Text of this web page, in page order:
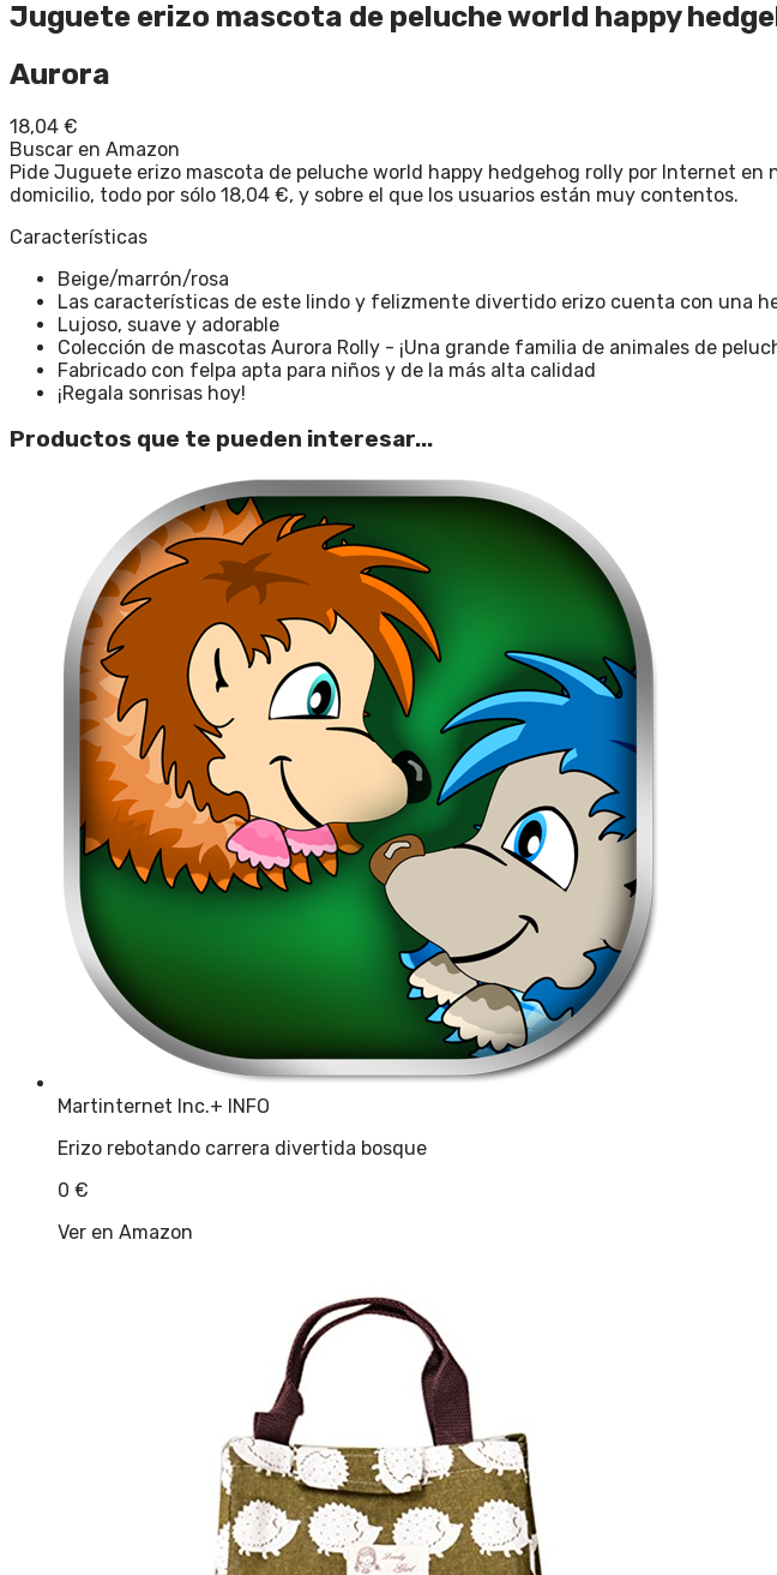
Juguete erizo mascota de peluche world happy
Aurora
18,04 €
Buscar en Amazon
Pide Juguete erizo mascota de peluche world happy hedgehog rolly por Internet
domicilio, todo por sólo 18,04 €, y sobre el que los usuarios están muy contentos.
Características
Beige/marrón/rosa
Las características de este lindo y felizmente divertido erizo cuenta con una
Lujoso, suave y adorable
Colección de mascotas Aurora Rolly - ¡Una grande familia de animales de
Fabricado con felpa apta para niños y de la más alta calidad
¡Regala sonrisas hoy!
Productos que te pueden interesar...
Martinternet Inc.+ INFO
Erizo rebotando carrera divertida bosque
0 €
Ver en Amazon